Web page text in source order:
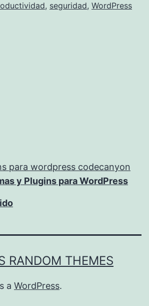
desde
, seguridad, WordPress
y Plugins para WordPress
RANDOM THEMES
a WordPress.